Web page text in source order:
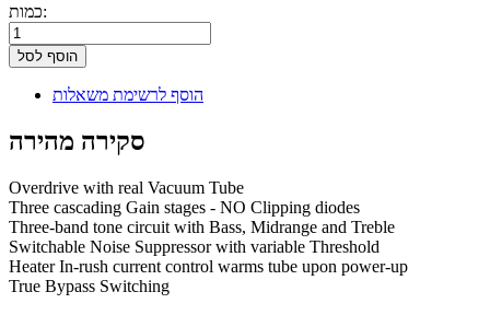
כמות:
הוסף לסל
הוסף לרשימת משאלות
סקירה מהירה
Overdrive with real Vacuum Tube
Three cascading Gain stages - NO Clipping diodes
Three-band tone circuit with Bass, Midrange and Treble
Switchable Noise Suppressor with variable Threshold
Heater In-rush current control warms tube upon power-up
True Bypass Switching